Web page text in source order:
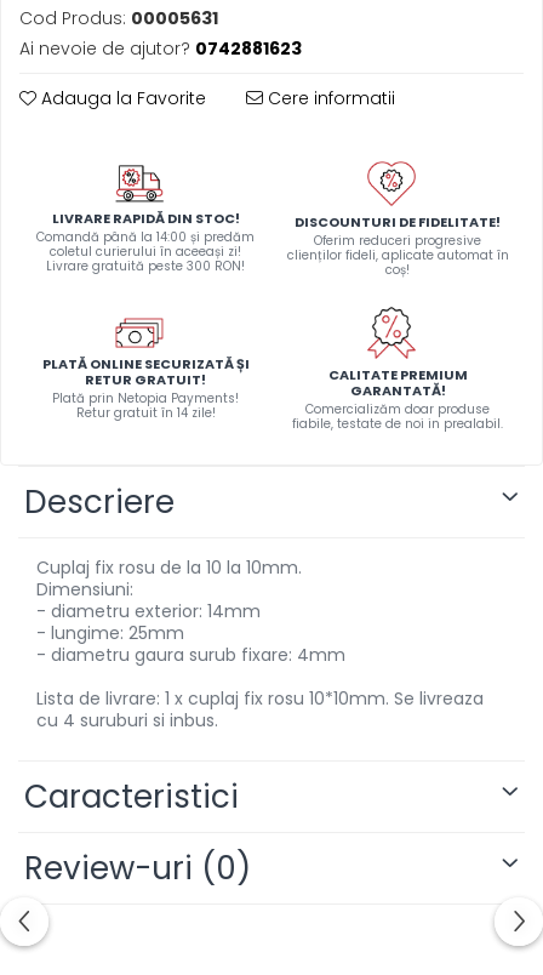
Cod Produs: 00005631
Ai nevoie de ajutor? 0742881623
Adauga la Favorite Cere informatii
LIVRARE RAPIDĂ DIN STOC!
Comandă până la 14:00 și predăm
coletul curierului în aceeași zi!
Livrare gratuită peste 300 RON!
DISCOUNTURI DE FIDELITATE!
Oferim reduceri progresive
clienților fideli, aplicate automat în
coș!
PLATĂ ONLINE SECURIZATĂ ȘI
RETUR GRATUIT!
Plată prin Netopia Payments!
Retur gratuit în 14 zile!
CALITATE PREMIUM
GARANTATĂ!
Comercializăm doar produse
fiabile, testate de noi in prealabil.
Descriere
Cuplaj fix rosu de la 10 la 10mm.
Dimensiuni:
- diametru exterior: 14mm
- lungime: 25mm
- diametru gaura surub fixare: 4mm
Lista de livrare: 1 x cuplaj fix rosu 10*10mm. Se livreaza
cu 4 suruburi si inbus.
Caracteristici
Review-uri (0)